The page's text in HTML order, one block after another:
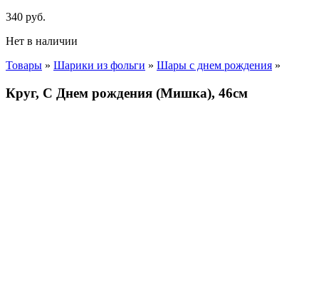
340 руб.
Нет в наличии
Товары » Шарики из фольги » Шары с днем рождения »
Круг, С Днем рождения (Мишка), 46см